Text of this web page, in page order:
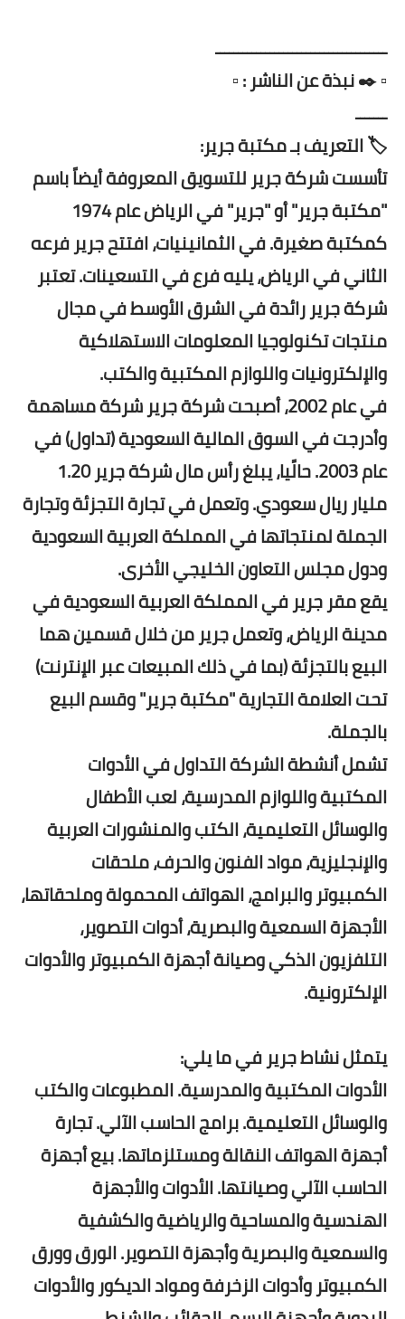
ــــــــــــــــــــــــــــــــــــــ
▫️ ✒️ نبذة عن الناشر : ▫️
ـــــــ
🏷️ التعريف بـ مكتبة جرير:
تأسست شركة جرير للتسويق المعروفة أيضاً باسم
"مكتبة جرير" أو "جرير" في الرياض عام 1974
كمكتبة صغيرة. في الثمانينيات، افتتح جرير فرعه
الثاني في الرياض، يليه فرع في التسعينات. تعتبر
شركة جرير رائدة في الشرق الأوسط في مجال
منتجات تكنولوجيا المعلومات الاستهلاكية
والإلكترونيات واللوازم المكتبية والكتب.
في عام 2002، أصبحت شركة جرير شركة مساهمة
وأدرجت في السوق المالية السعودية (تداول) في
عام 2003. حالًيا، يبلغ رأس مال شركة جرير 1.20
مليار ريال سعودي. وتعمل في تجارة التجزئة وتجارة
الجملة لمنتجاتها في المملكة العربية السعودية
ودول مجلس التعاون الخليجي الأخرى.
يقع مقر جرير في المملكة العربية السعودية في
مدينة الرياض، وتعمل جرير من خلال قسمين هما
البيع بالتجزئة (بما في ذلك المبيعات عبر الإنترنت)
تحت العلامة التجارية "مكتبة جرير" وقسم البيع
بالجملة.
تشمل أنشطة الشركة التداول في الأدوات
المكتبية واللوازم المدرسية، لعب الأطفال
والوسائل التعليمية، الكتب والمنشورات العربية
والإنجليزية، مواد الفنون والحرف، ملحقات
الكمبيوتر والبرامج، الهواتف المحمولة وملحقاتها،
الأجهزة السمعية والبصرية، أدوات التصوير،
التلفزيون الذكي وصيانة أجهزة الكمبيوتر والأدوات
الإلكترونية.
يتمثل نشاط جرير في ما يلي:
الأدوات المكتبية والمدرسية. المطبوعات والكتب
والوسائل التعليمية. برامج الحاسب الآلي. تجارة
أجهزة الهواتف النقالة ومستلزماتها. بيع أجهزة
الحاسب الآلي وصيانتها. الأدوات والأجهزة
الهندسية والمساحية والرياضية والكشفية
والسمعية والبصرية وأجهزة التصوير. الورق وورق
الكمبيوتر وأدوات الزخرفة ومواد الديكور والأدوات